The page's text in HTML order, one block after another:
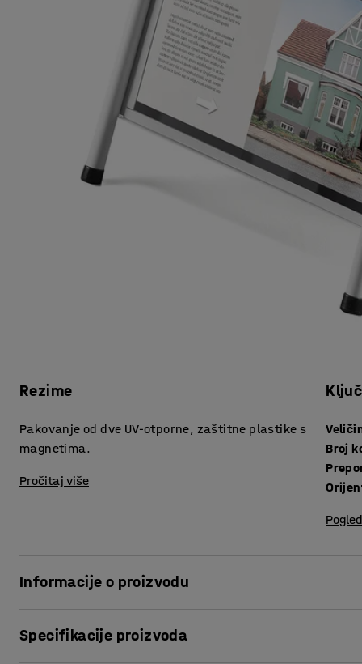
Rezime
Pakovanje od dve UV-otporne, zaštitne plastike s
magnetima.
Pročitaj više
Broj
Informacije o proizvodu
prozirna, UV-otporna s magnetima.Plastika je veličine A3 i
Specifikacije proizvoda